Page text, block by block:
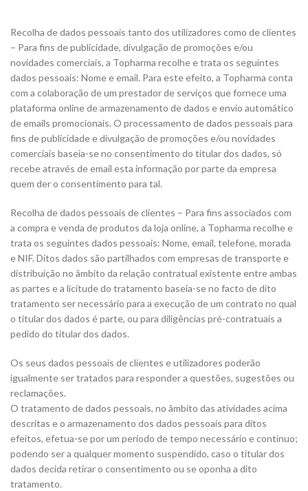
Recolha de dados pessoais tanto dos utilizadores como de clientes
– Para fins de publicidade, divulgação de promoções e/ou
novidades comerciais, a Topharma recolhe e trata os seguintes
dados pessoais: Nome e email. Para este efeito, a Topharma conta
com a colaboração de um prestador de serviços que fornece uma
plataforma online de armazenamento de dados e envio automático
de emails promocionais. O processamento de dados pessoais para
fins de publicidade e divulgação de promoções e/ou novidades
comerciais baseia-se no consentimento do titular dos dados, só
recebe através de email esta informação por parte da empresa
quem der o consentimento para tal.
Recolha de dados pessoais de clientes – Para fins associados com
a compra e venda de produtos da loja online, a Topharma recolhe e
trata os seguintes dados pessoais: Nome, email, telefone, morada
e NIF. Ditos dados são partilhados com empresas de transporte e
distribuição no âmbito da relação contratual existente entre ambas
as partes e a licitude do tratamento baseia-se no facto de dito
tratamento ser necessário para a execução de um contrato no qual
o titular dos dados é parte, ou para diligências pré-contratuais a
pedido do titular dos dados.
Os seus dados pessoais de clientes e utilizadores poderão
igualmente ser tratados para responder a questões, sugestões ou
reclamações.
O tratamento de dados pessoais, no âmbito das atividades acima
descritas e o armazenamento dos dados pessoais para ditos
efeitos, efetua-se por um período de tempo necessário e continuo;
podendo ser a qualquer momento suspendido, caso o titular dos
dados decida retirar o consentimento ou se oponha a dito
tratamento.